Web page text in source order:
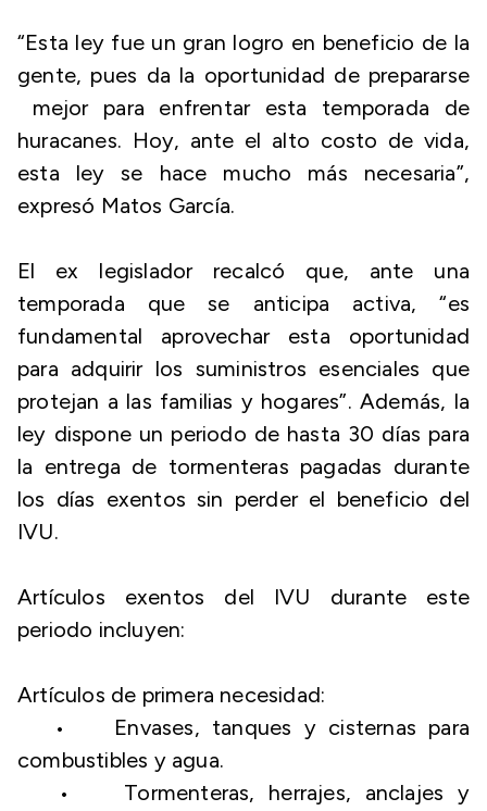
“Esta ley fue un gran logro en beneficio de la
gente, pues da la oportunidad de prepararse
mejor para enfrentar esta temporada de
huracanes. Hoy, ante el alto costo de vida,
esta ley se hace mucho más necesaria”,
expresó Matos García.
El ex legislador recalcó que, ante una
temporada que se anticipa activa, “es
fundamental aprovechar esta oportunidad
para adquirir los suministros esenciales que
protejan a las familias y hogares”. Además, la
ley dispone un periodo de hasta 30 días para
la entrega de tormenteras pagadas durante
los días exentos sin perder el beneficio del
IVU.
Artículos exentos del IVU durante este
periodo incluyen:
Artículos de primera necesidad:
• Envases, tanques y cisternas para
combustibles y agua.
• Tormenteras, herrajes, anclajes y